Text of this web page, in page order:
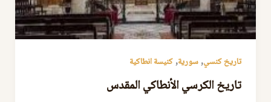
تاريخ كنسي,سورية,كنيسة انطاكية
تاريخ الكرسي الأنطاكي المقدس